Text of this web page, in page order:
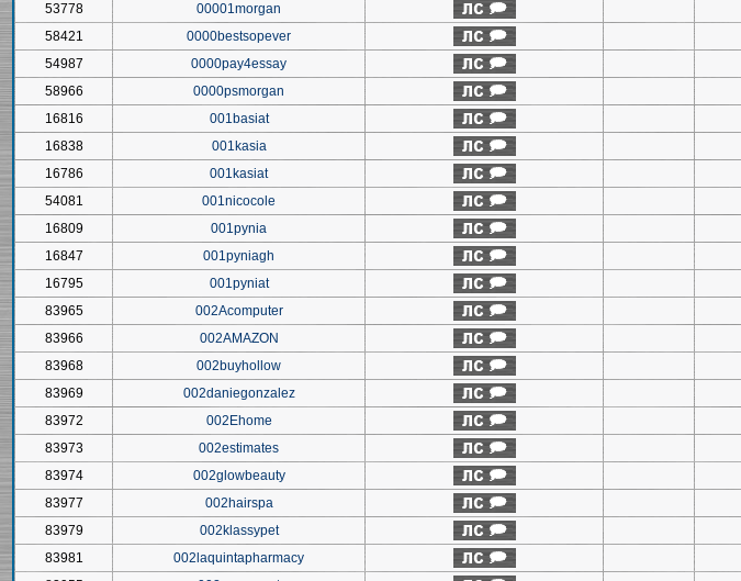
53778
00001morgan
58421
0000bestsopever
54987
0000pay4essay
58966
0000psmorgan
16816
001basiat
16838
001kasia
16786
001kasiat
54081
001nicocole
16809
001pynia
16847
001pyniagh
16795
001pyniat
83965
002Acomputer
83966
002AMAZON
83968
002buyhollow
83969
002daniegonzalez
83972
002Ehome
83973
002estimates
83974
002glowbeauty
83977
002hairspa
83979
002klassypet
83981
002laquintapharmacy